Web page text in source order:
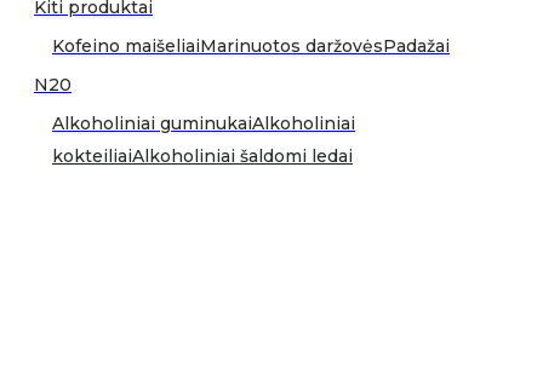
Kiti produktai
Kofeino maišeliaiMarinuotos daržovėsPadažai
N20
Alkoholiniai guminukaiAlkoholiniai
kokteiliaiAlkoholiniai šaldomi ledai